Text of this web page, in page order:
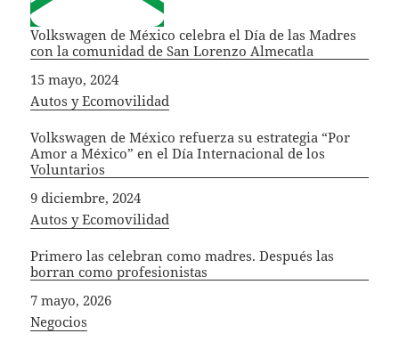
Volkswagen de México celebra el Día de las Madres
con la comunidad de San Lorenzo Almecatla
Fecha
15 mayo, 2024
In relation to
Autos y Ecomovilidad
Volkswagen de México refuerza su estrategia “Por
Amor a México” en el Día Internacional de los
Voluntarios
Fecha
9 diciembre, 2024
In relation to
Autos y Ecomovilidad
Primero las celebran como madres. Después las
borran como profesionistas
Fecha
7 mayo, 2026
In relation to
Negocios